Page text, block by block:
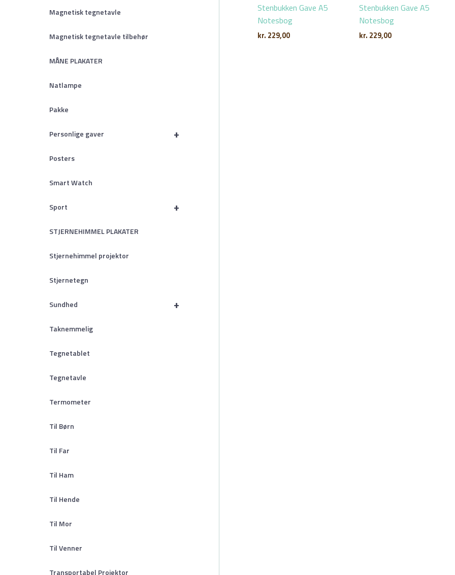
Magnetisk tegnetavle
Magnetisk tegnetavle tilbehør
MÅNE PLAKATER
Natlampe
Pakke
+
Personlige gaver
Posters
Smart Watch
+
Sport
STJERNEHIMMEL PLAKATER
Stjernehimmel projektor
Stjernetegn
+
Sundhed
Taknemmelig
Tegnetablet
Tegnetavle
Termometer
Til Børn
Til Far
Til Ham
Til Hende
Til Mor
Til Venner
Transportabel Projektor
Stenbukken Gave A5
Notesbog
kr. 229,00
Stenbukken Gave A5
Notesbog
kr. 229,00